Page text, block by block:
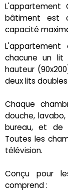
L'appartement
bâtiment est
capacité
chacune un lit
hauteur
deux lits
Chaque
douche,
bureau, et de
Toutes les
télévision.
Conçu pour
comprend :